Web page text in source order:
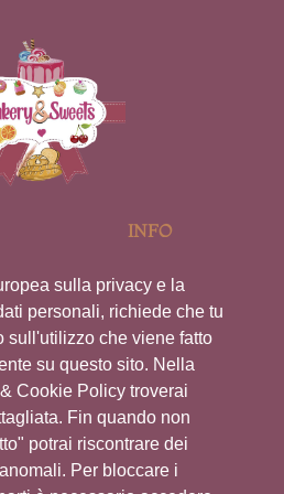
INFO
Payment
Returns
Privacy
SOCIAL
sulla privacy e la
personali, richiede che tu
sull'utilizzo che viene fatto
su questo sito. Nella
Cookie Policy troverai
Fin quando non
potrai riscontrare dei
Per bloccare i